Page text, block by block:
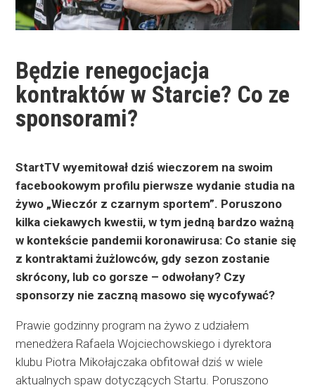
Będzie renegocjacja
kontraktów w Starcie? Co ze
sponsorami?
StartTV wyemitował dziś wieczorem na swoim
facebookowym profilu pierwsze wydanie studia na
żywo „Wieczór z czarnym sportem”. Poruszono
kilka ciekawych kwestii, w tym jedną bardzo ważną
w kontekście pandemii koronawirusa: Co stanie się
z kontraktami żużlowców, gdy sezon zostanie
skrócony, lub co gorsze – odwołany? Czy
sponsorzy nie zaczną masowo się wycofywać?
Prawie godzinny program na żywo z udziałem
menedżera Rafaela Wojciechowskiego i dyrektora
klubu Piotra Mikołajczaka obfitował dziś w wiele
aktualnych spaw dotyczących Startu. Poruszono